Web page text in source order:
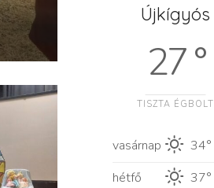
Újkígyós
27 °
TISZTA ÉGBOLT
vasárnap 34°
hétfő
37°